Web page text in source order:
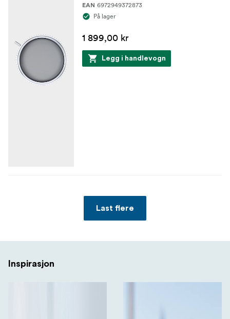
EAN 6972949372873
På lager
1 899,00 kr
Legg i handlevogn
Last flere
Inspirasjon